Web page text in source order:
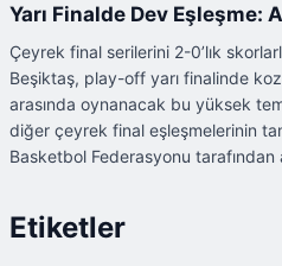
Yarı Finalde Dev Eşleşme:
Çeyrek final serilerini 2-0’lık
Beşiktaş, play-off yarı finalinde
arasında oynanacak bu yüksek
diğer çeyrek final eşleşmelerinin
Basketbol Federasyonu tarafından
Etiketler